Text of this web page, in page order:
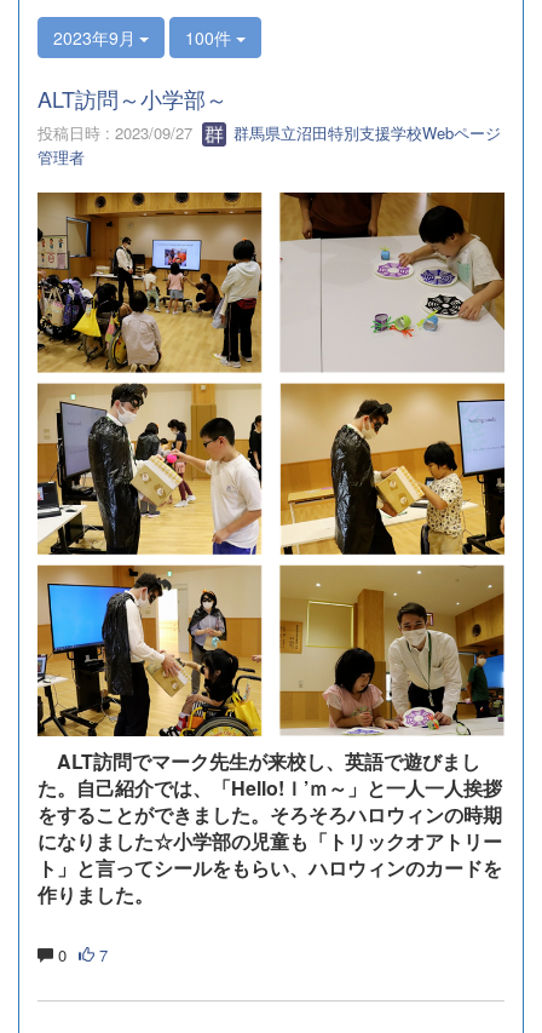
2023年9月 100件
ALT訪問～小学部～
投稿日時 : 2023/09/27
群馬県立沼田特別支援学校Webページ
管理者
ALT訪問でマーク先生が来校し、英語で遊びまし
た。自己紹介では、「Hello!Ｉ’ｍ～」と一人一人挨拶
をすることができました。そろそろハロウィンの時期
になりました☆小学部の児童も「トリックオアトリー
ト」と言ってシールをもらい、ハロウィンのカードを
作りました。
0 7